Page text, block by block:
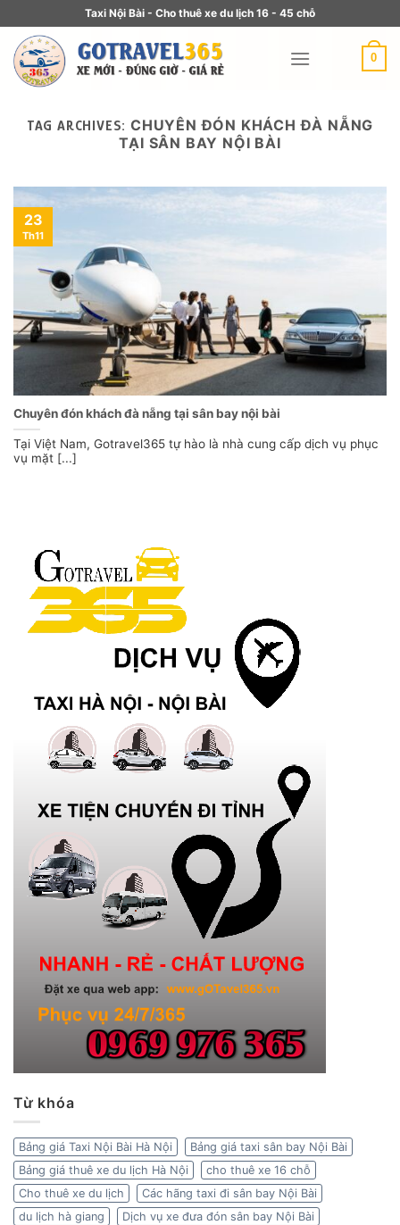
Taxi Nội Bài - Cho thuê xe du lịch 16 - 45 chỗ
0
TAG ARCHIVES: CHUYÊN ĐÓN KHÁCH ĐÀ NẴNG
TẠI SÂN BAY NỘI BÀI
Chuyên đón khách đà nẵng tại sân bay nội bài
Tại Việt Nam, Gotravel365 tự hào là nhà cung cấp dịch vụ phục
vụ mặt [...]
23
Th11
Từ khóa
Bảng giá Taxi Nội Bài Hà Nội
Bảng giá taxi sân bay Nội Bài
Bảng giá thuê xe du lịch Hà Nội
cho thuê xe 16 chỗ
Cho thuê xe du lịch
Các hãng taxi đi sân bay Nội Bài
du lịch hà giang
Dịch vụ xe đưa đón sân bay Nội Bài